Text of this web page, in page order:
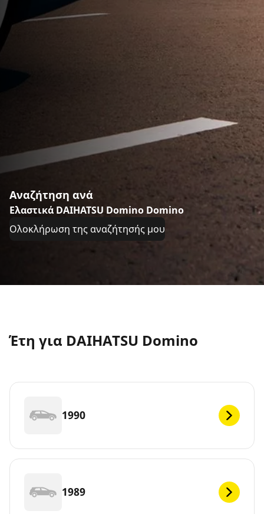
Αναζήτηση ανά
Ελαστικά DAIHATSU Domino Domino
Ολοκλήρωση της αναζήτησής μου
Έτη για DAIHATSU Domino
1990
1989